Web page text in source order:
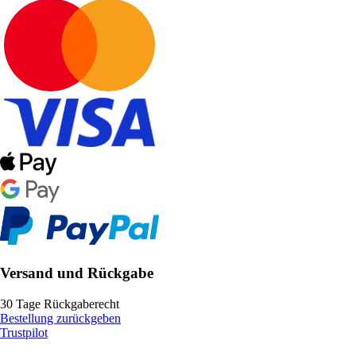
Versand und Rückgabe
30 Tage Rückgaberecht
Bestellung zurückgeben
Trustpilot